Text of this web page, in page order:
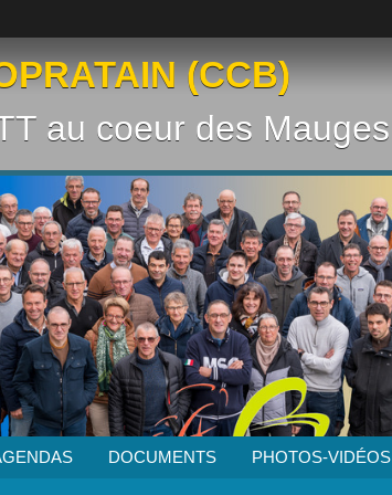
(CCB)
au coeur des Mauges
DOCUMENTS PHOTOS-VIDÉOS